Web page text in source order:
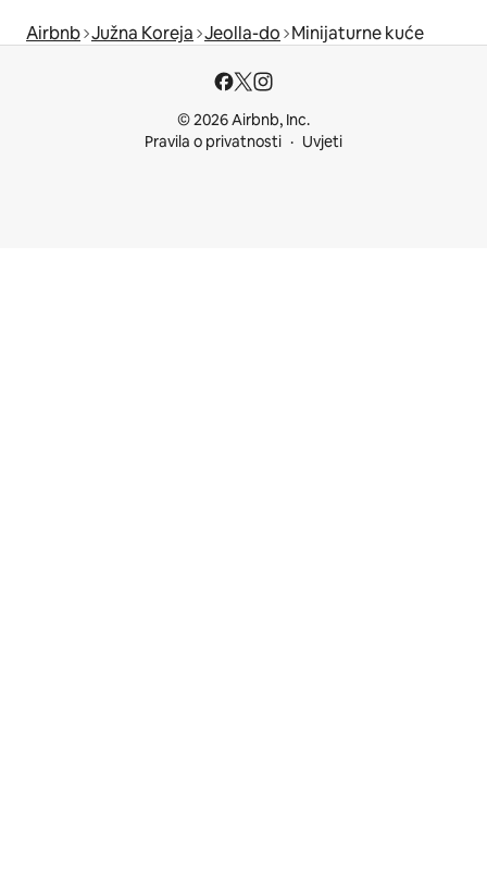
Airbnb Južna Koreja Jeolla-do Minijaturne kuće
© 2026 Airbnb, Inc.
Pravila o privatnosti
Uvjeti